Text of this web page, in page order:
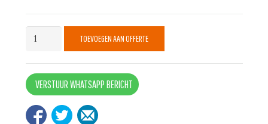
Parasol
400x500
zwart
quantity
TOEVOEGEN AAN OFFERTE
VERSTUUR WHATSAPP BERICHT